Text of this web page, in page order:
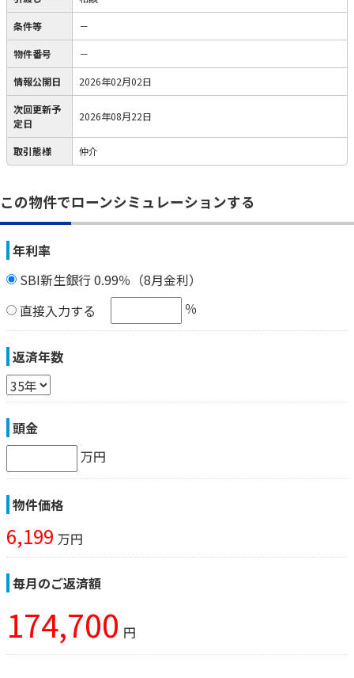
条件等 －
物件番号 －
情報公開日 2026年02月02日
次回更新予
定日
2026年08月22日
取引態様 仲介
この物件でローンシミュレーションする
年利率
SBI新生銀行 0.99％（8月金利）
直接入力する
％
返済年数
頭金
万円
物件価格
6,199 万円
毎月のご返済額
174,700 円